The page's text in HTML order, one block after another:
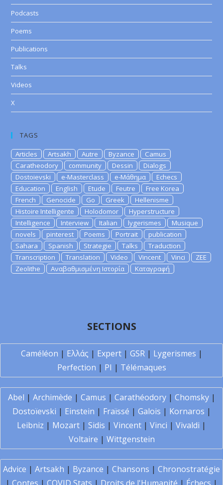
Podcasts
Poems
Publications
Talks
Videos
X
TAGS
Articles Artsakh Autre Byzance
Camus
Caratheodory
community Dessin
Dialogs
Dostoievski
e-Masterclass e-Μάθημα
Echecs
Education
English Etude Feutre
Free Korea
French
Genocide Go Greek
Hellenisme
Histoire Intelligente
Holodomor
Hyperstructure
Intelligence
Interview Italian lygerismes
Musique
novels
pinterest Poems Portrait
publication
Sahara
Spanish Strategie Talks
Traduction
Transcription
Translation Video Vincent Vinci
ZEE
Zeolithe
Αναβαθμισμένη Ιστορία Καταγραφή
SECTIONS
Caméléon | Ελλάς | Expert| GSR| Lygerismes |
Perfection | PI | Télémaques
Abel | Archimède | Camus | Carathéodory| Chomsky|
Dostoïevski | Einstein | Fraïssé | Galois | Kornaros |
Leibniz | Mozart | Sidis | Vincent | Vinci | Vivaldi |
Voltaire | Wittgenstein
Advice | Artsakh | Byzance | Chansons | Chronostratégie